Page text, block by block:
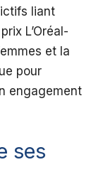
liant
L’Oréal-
et la
pour
engagement
ses